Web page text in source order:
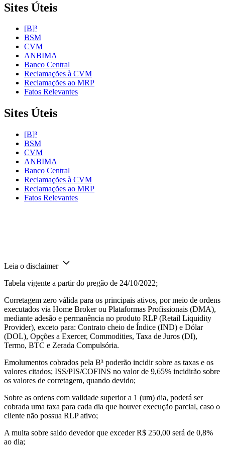
Sites Úteis
[B]³
BSM
CVM
ANBIMA
Banco Central
Reclamações à CVM
Reclamações ao MRP
Fatos Relevantes
Sites Úteis
[B]³
BSM
CVM
ANBIMA
Banco Central
Reclamações à CVM
Reclamações ao MRP
Fatos Relevantes
Leia o disclaimer
Tabela vigente a partir do pregão de 24/10/2022;
Corretagem zero válida para os principais ativos, por meio de ordens
executados via Home Broker ou Plataformas Profissionais (DMA),
mediante adesão e permanência no produto RLP (Retail Liquidity
Provider), exceto para: Contrato cheio de Índice (IND) e Dólar
(DOL), Opções a Exercer, Commodities, Taxa de Juros (DI),
Termo, BTC e Zerada Compulsória.
Emolumentos cobrados pela B³ poderão incidir sobre as taxas e os
valores citados; ISS/PIS/COFINS no valor de 9,65% incidirão sobre
os valores de corretagem, quando devido;
Sobre as ordens com validade superior a 1 (um) dia, poderá ser
cobrada uma taxa para cada dia que houver execução parcial, caso o
cliente não possua RLP ativo;
A multa sobre saldo devedor que exceder R$ 250,00 será de 0,8%
ao dia;